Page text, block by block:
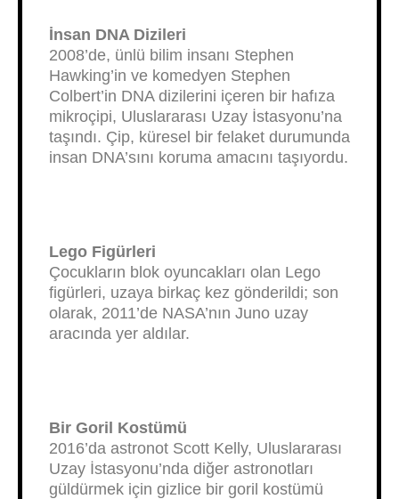
İnsan DNA Dizileri
2008’de, ünlü bilim insanı Stephen
Hawking’in ve komedyen Stephen
Colbert’in DNA dizilerini içeren bir hafıza
mikroçipi, Uluslararası Uzay İstasyonu’na
taşındı. Çip, küresel bir felaket durumunda
insan DNA’sını koruma amacını taşıyordu.
Lego Figürleri
Çocukların blok oyuncakları olan Lego
figürleri, uzaya birkaç kez gönderildi; son
olarak, 2011’de NASA’nın Juno uzay
aracında yer aldılar.
Bir Goril Kostümü
2016’da astronot Scott Kelly, Uluslararası
Uzay İstasyonu’nda diğer astronotları
güldürmek için gizlice bir goril kostümü